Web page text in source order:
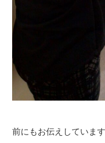
前にもお伝えしていま